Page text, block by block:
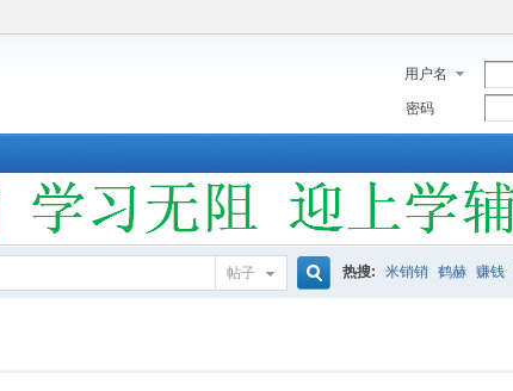
用户名
密码
帖子 热搜: 米销销 鹤赫 赚钱